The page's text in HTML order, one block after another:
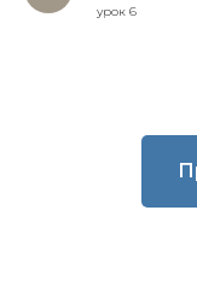
урок 6